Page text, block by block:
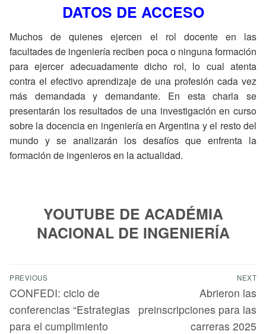
DATOS DE ACCESO
Muchos de quienes ejercen el rol docente en las
facultades de ingeniería reciben poca o ninguna formación
para ejercer adecuadamente dicho rol, lo cual atenta
contra el efectivo aprendizaje de una profesión cada vez
más demandada y demandante. En esta charla se
presentarán los resultados de una investigación en curso
sobre la docencia en ingeniería en Argentina y el resto del
mundo y se analizarán los desafíos que enfrenta la
formación de ingenieros en la actualidad.
YOUTUBE DE ACADÉMIA
NACIONAL DE INGENIERÍA
PREVIOUS
CONFEDI: ciclo de
conferencias “Estrategias
para el cumplimiento
NEXT
Abrieron las
preinscripciones para las
carreras 2025